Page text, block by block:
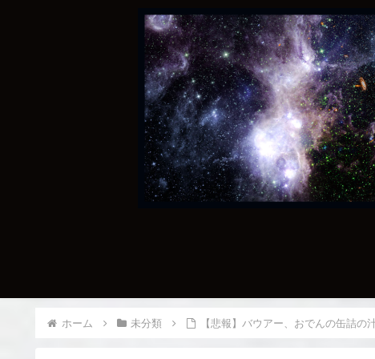
ホーム 未分類 【悲報】バウアー、おでんの缶詰の